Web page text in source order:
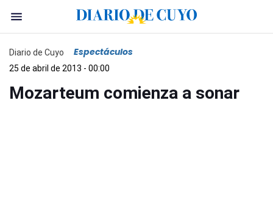
Diario de Cuyo Espectáculos
25 de abril de 2013 - 00:00
Mozarteum comienza a sonar